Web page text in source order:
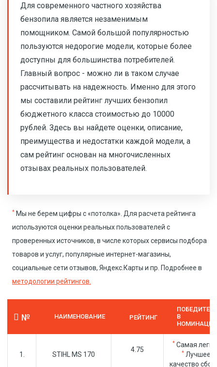
Для современного частного хозяйства
бензопила является незаменимым
помощником. Самой большой популярностью
пользуются недорогие модели, которые более
доступны для большинства потребителей.
Главный вопрос - можно ли в таком случае
рассчитывать на надежность. Именно для этого
мы составили рейтинг лучших бензопил
бюджетного класса стоимостью до 10000
рублей. Здесь вы найдете оценки, описание,
преимущества и недостатки каждой модели, а
сам рейтинг основан на многочисленных
отзывах реальных пользователей.
* Мы не берем цифры с «потолка». Для расчета рейтинга
используются оценки реальных пользователей с
проверенных источников, в числе которых сервисы подбора
товаров и услуг, популярные интернет-магазины,
социальные сети отзывов, Яндекс.Карты и пр. Подробнее в
методологии рейтингов.
№ НАИМЕНОВАНИЕ РЕЙТИНГ
В
1. STIHL MS 170
4.75
*Самая
* Лучшее
качество